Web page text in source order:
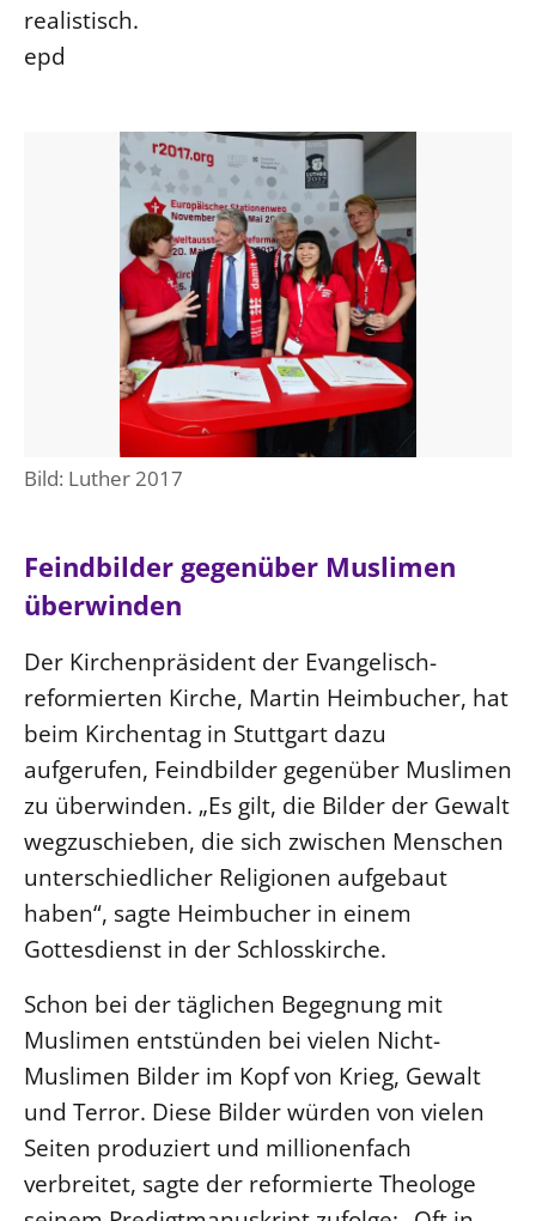
realistisch.
epd
Bild: Luther 2017
Feindbilder gegenüber Muslimen
überwinden
Der Kirchenpräsident der Evangelisch-
reformierten Kirche, Martin Heimbucher, hat
beim Kirchentag in Stuttgart dazu
aufgerufen, Feindbilder gegenüber Muslimen
zu überwinden. „Es gilt, die Bilder der Gewalt
wegzuschieben, die sich zwischen Menschen
unterschiedlicher Religionen aufgebaut
haben“, sagte Heimbucher in einem
Gottesdienst in der Schlosskirche.
Schon bei der täglichen Begegnung mit
Muslimen entstünden bei vielen Nicht-
Muslimen Bilder im Kopf von Krieg, Gewalt
und Terror. Diese Bilder würden von vielen
Seiten produziert und millionenfach
verbreitet, sagte der reformierte Theologe
Kirchliche Verwaltung
Klimaschutzgesetz
Öffentlichkeitsarbeit
Personalausschuss
Projektmanagement
Terminstundenplaner